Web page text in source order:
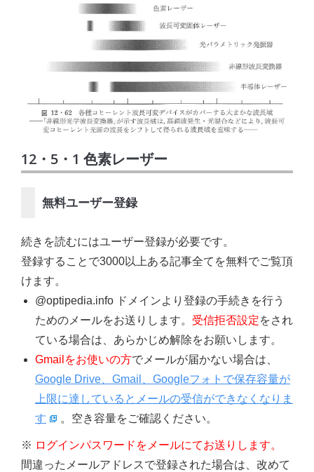
12・5・1 色素レーザー
無料ユーザー登録
続きを読むにはユーザー登録が必要です。
登録することで3000以上ある記事全てを無料でご覧頂
けます。
@optipedia.info ドメインより登録の手続きを行う
ためのメールをお送りします。 受信拒否設定をされ
ている場合は、あらかじめ解除をお願いします。
Gmailをお使いの方でメールが届かない場合は、
Google Drive、Gmail、Googleフォトで保存容量が
上限に達しているとメールの受信ができなくなりま
す
。空き容量をご確認ください。
※ ログインパスワードをメールにてお送りします。
間違ったメールアドレスで登録された場合は、改めて